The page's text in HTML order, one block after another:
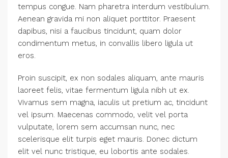
tempus congue. Nam pharetra interdum vestibulum.
Aenean gravida mi non aliquet porttitor. Praesent
dapibus, nisi a faucibus tincidunt, quam dolor
condimentum metus, in convallis libero ligula ut
eros.
Proin suscipit, ex non sodales aliquam, ante mauris
laoreet felis, vitae fermentum ligula nibh ut ex.
Vivamus sem magna, iaculis ut pretium ac, tincidunt
vel ipsum. Maecenas commodo, velit vel porta
vulputate, lorem sem accumsan nunc, nec
scelerisque elit turpis eget mauris. Donec dictum
elit vel nunc tristique, eu lobortis ante sodales.